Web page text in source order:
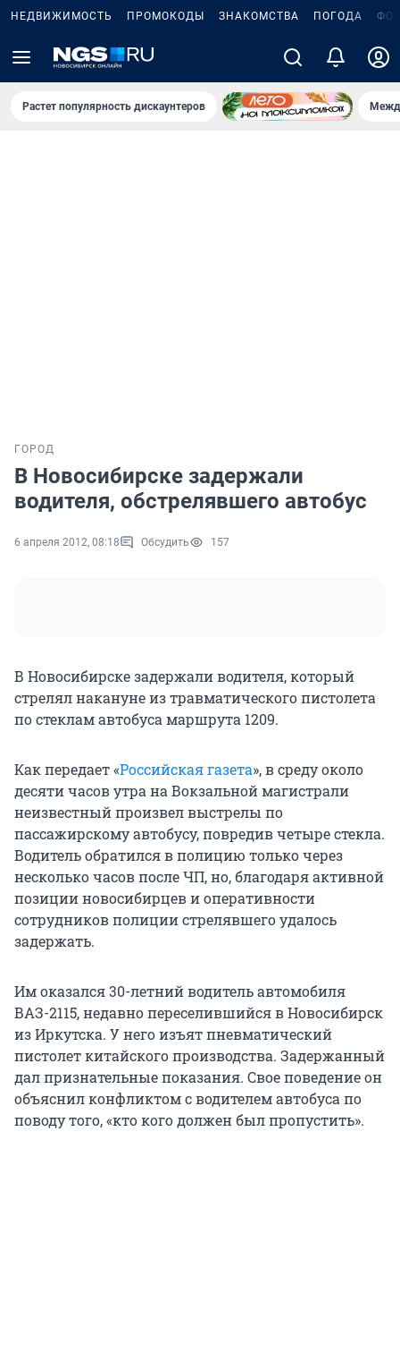
НЕДВИЖИМОСТЬ ПРОМОКОДЫ ЗНАКОМСТВА ПОГОДА
Растет популярность дискаунтеров
ГОРОД
В Новосибирске задержали
водителя, обстрелявшего автобус
6 апреля 2012, 08:18 Обсудить 157
В Новосибирске задержали водителя, который
стрелял накануне из травматического пистолета
по стеклам автобуса маршрута 1209.
Как передает «Российская газета», в среду около
десяти часов утра на Вокзальной магистрали
неизвестный произвел выстрелы по
пассажирскому автобусу, повредив четыре стекла.
Водитель обратился в полицию только через
несколько часов после ЧП, но, благодаря активной
позиции новосибирцев и оперативности
сотрудников полиции стрелявшего удалось
задержать.
Им оказался 30-летний водитель автомобиля
ВАЗ-2115, недавно переселившийся в Новосибирск
из Иркутска. У него изъят пневматический
пистолет китайского производства. Задержанный
дал признательные показания. Свое поведение он
объяснил конфликтом с водителем автобуса по
поводу того, «кто кого должен был пропустить».